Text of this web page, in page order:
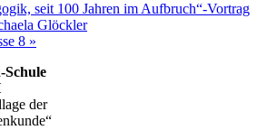
seit 100 Jahren im Aufbruch“-Vortrag
Glöckler
8 »
Schule
der